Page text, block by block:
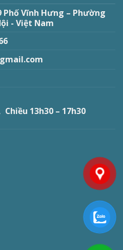
Phố Vĩnh Hưng – Phường
- Việt Nam
Chiều 13h30 – 17h30